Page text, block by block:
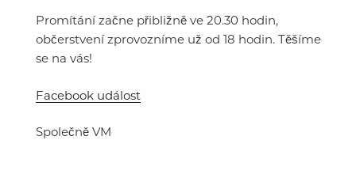
Promítání začne přibližně ve 20.30 hodin,
občerstvení zprovozníme už od 18 hodin. Těšíme
se na vás!
Facebook událost
Společně VM